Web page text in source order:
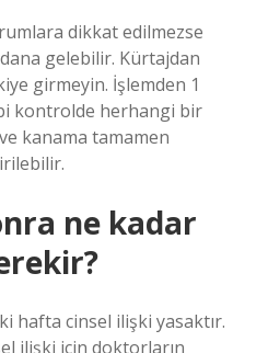
dikkat edilmezse
gelebilir. Kürtajdan
girmeyin. İşlemden 1
kontrolde herhangi bir
kanama tamamen
ne kadar
hafta cinsel ilişki yasaktır.
ilişki için doktorların